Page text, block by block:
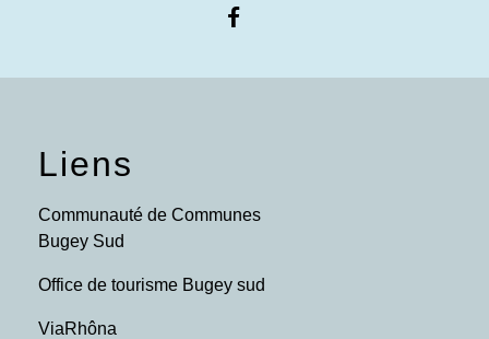
Liens
Communauté de Communes
Bugey Sud
Office de tourisme Bugey sud
ViaRhôna